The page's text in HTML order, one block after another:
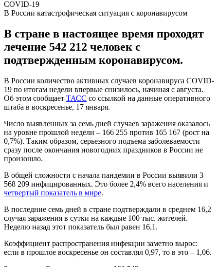
В России катастрофическая ситуация с коронавирусом
В стране в настоящее время проходят
лечение 542 212 человек с
подтвержденным коронавирусом.
В России количество активных случаев коронавируса COVID-
19 по итогам недели впервые снизилось, начиная с августа.
Об этом сообщает ТАСС со ссылкой на данные оперативного
штаба в воскресенье, 17 января.
Число выявленных за семь дней случаев заражения оказалось
на уровне прошлой недели – 166 255 против 165 167 (рост на
0,7%). Таким образом, серьезного подъема заболеваемости
сразу после окончания новогодних праздников в России не
произошло.
В общей сложности с начала пандемии в России выявили 3
568 209 инфицированных. Это более 2,4% всего населения и
четвертый показатель в мире.
В последние семь дней в стране подтверждали в среднем 16,2
случая заражения в сутки на каждые 100 тыс. жителей.
Неделю назад этот показатель был равен 16,1.
Коэффициент распространения инфекции заметно вырос:
если в прошлое воскресенье он составлял 0,97, то в это – 1,06.